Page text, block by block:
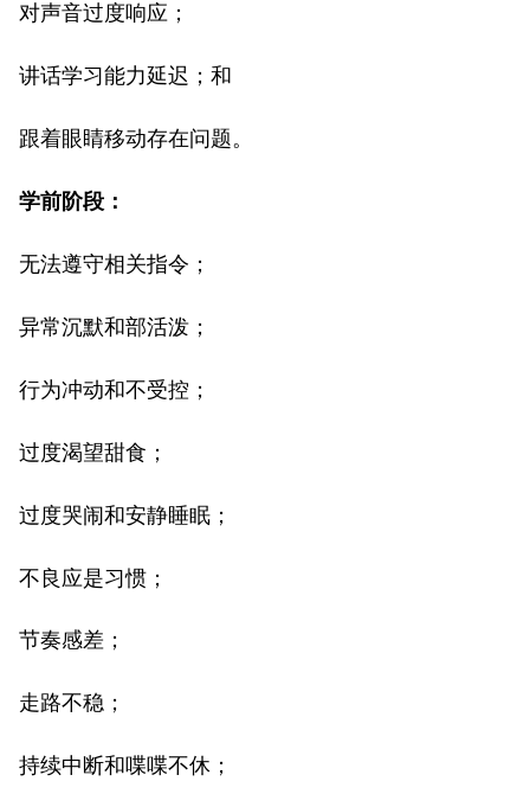
对声音过度响应；
讲话学习能力延迟；和
跟着眼睛移动存在问题。
学前阶段：
无法遵守相关指令；
异常沉默和部活泼；
行为冲动和不受控；
过度渴望甜食；
过度哭闹和安静睡眠；
不良应是习惯；
节奏感差；
走路不稳；
持续中断和喋喋不休；